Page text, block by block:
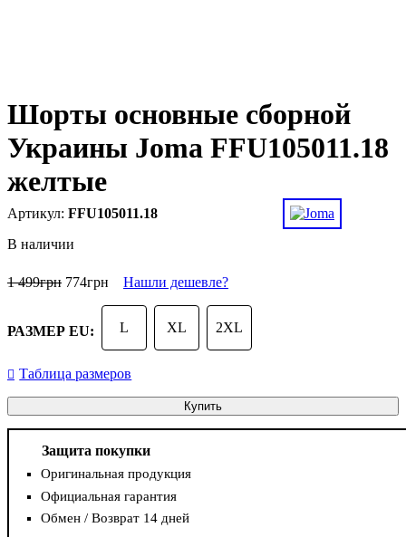
Шорты основные сборной
Украины Joma FFU105011.18
желтые
FFU105011.18
В наличии
1 499грн 774грн Нашли дешевле?
РАЗМЕР EU: L XL 2XL
Таблица размеров
Купить
Защита покупки
Оригинальная продукция
Официальная гарантия
Обмен / Возврат 14 дней